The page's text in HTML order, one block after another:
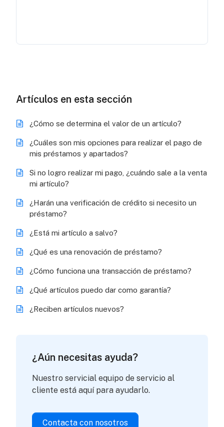
Artículos en esta sección
¿Cómo se determina el valor de un artículo?
¿Cuáles son mis opciones para realizar el pago de
mis préstamos y apartados?
Si no logro realizar mi pago, ¿cuándo sale a la venta
mi artículo?
¿Harán una verificación de crédito si necesito un
préstamo?
¿Está mi artículo a salvo?
¿Qué es una renovación de préstamo?
¿Cómo funciona una transacción de préstamo?
¿Qué artículos puedo dar como garantía?
¿Reciben artículos nuevos?
¿Aún necesitas ayuda?
Nuestro servicial equipo de servicio al
cliente está aquí para ayudarlo.
Contacta con nosotros